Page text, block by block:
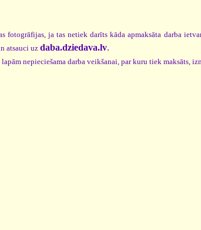
fotogrāfijas, ja tas netiek darīts kāda apmaksāta darba
atsauci uzdaba.dziedava.lv.
nepieciešama darba veikšanai, par kuru tiek maksāts,